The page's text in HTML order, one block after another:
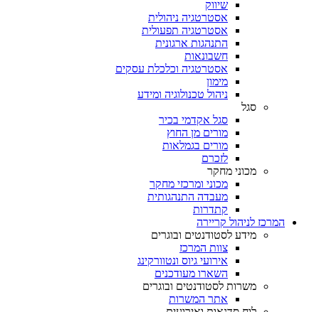
שיווק
אסטרטגיה ניהולית
אסטרטגיה תפעולית
התנהגות ארגונית
חשבונאות
אסטרטגיה וכלכלת עסקים
מימון
ניהול טכנולוגיה ומידע
סגל
סגל אקדמי בכיר
מורים מן החוץ
מורים בגמלאות
לזכרם
מכוני מחקר
מכוני ומרכזי מחקר
מעבדה התנהגותית
קתדרות
המרכז לניהול קריירה
מידע לסטודנטים ובוגרים
צוות המרכז
אירועי גיוס ונטוורקינג
השארו מעודכנים
משרות לסטודנטים ובוגרים
אתר המשרות